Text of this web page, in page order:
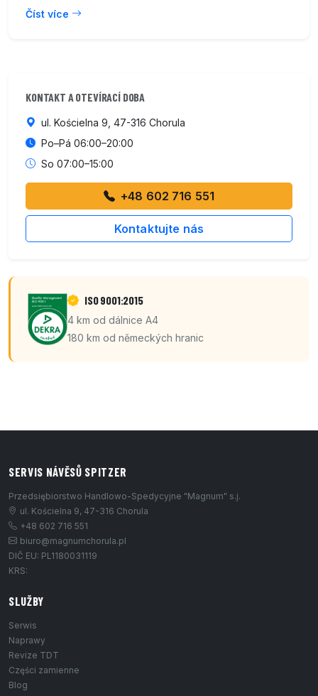
Číst více
KONTAKT A OTEVÍRACÍ DOBA
ul. Kościelna 9, 47-316 Chorula
Po–Pá 06:00–20:00
So 07:00–15:00
+48 602 716 551
Kontaktujte nás
ISO 9001:2015
4 km od dálnice A4
180 km od německých hranic
SERVIS NÁVĚSŮ SPITZER
Przedsiębiorstwo Handlowo-Spedycyjne "Magnum" s.j.
ul. Kościelna 9, 47-316 Chorula
+48 602 716 551
biuro@magnumchorula.pl
DIČ EU: PL1180031119
KRS:
SLUŽBY
Serwis
Naprawy
Revize TDT
Części zamienne
Blog